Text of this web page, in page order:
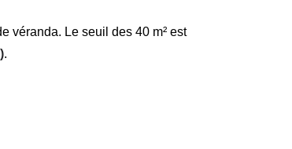
véranda. Le seuil des 40 m² est
.